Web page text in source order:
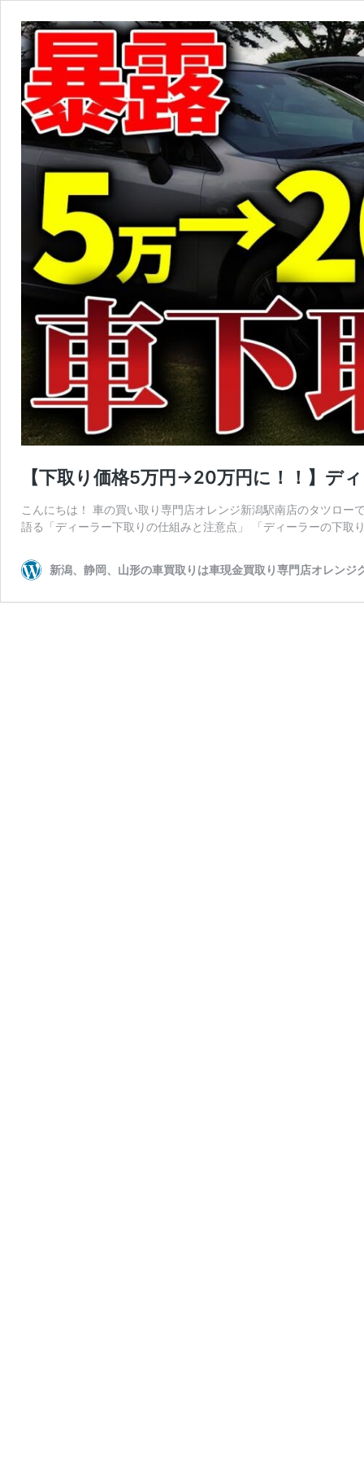
【下取り価格5万円→20万円に！！】デ
こんにちは！ 車の買い取り専門店オレンジ新潟駅南店のタツロ
語る「ディーラー下取りの仕組みと注意点」 「ディーラーの下取
新潟、静岡、山形の車買取りは車現金買取り専門店オレンジ